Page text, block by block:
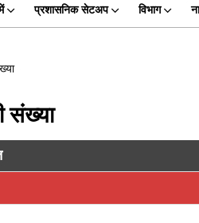
प्रशासनिक सेटअप विभाग
संख्या